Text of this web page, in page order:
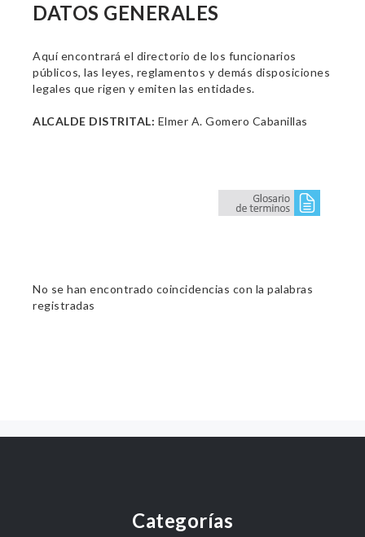
DATOS GENERALES
Aquí encontrará el directorio de los funcionarios
públicos, las leyes, reglamentos y demás disposiciones
legales que rigen y emiten las entidades.
ALCALDE DISTRITAL: Elmer A. Gomero Cabanillas
No se han encontrado coincidencias con la palabras
registradas
Categorías